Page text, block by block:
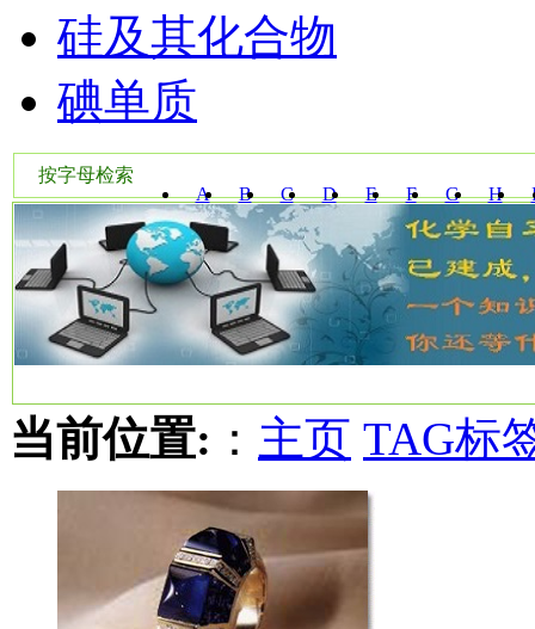
硅及其化合物
碘单质
按字母检索
A
B C D E F G H
W Y
当前位置: ： 主页 TAG标